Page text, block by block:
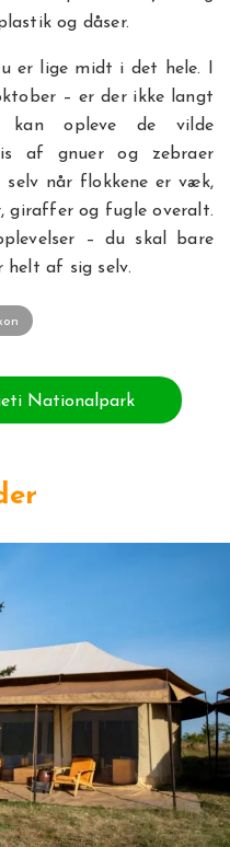
og dåser.
er lige midt i det hele. I
– er der ikke langt
kan opleve de vilde
af gnuer og zebraer
selv når flokkene er væk,
giraffer og fugle overalt.
– du skal bare
helt af sig selv.
Nationalpark